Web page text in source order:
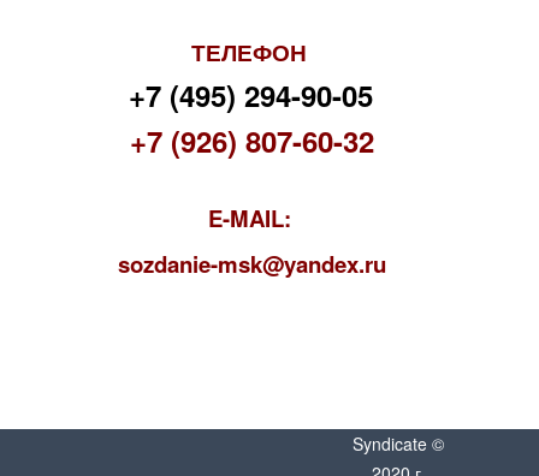
ТЕЛЕФОН
+7 (495) 294-90-05
+7 (926) 807-60-32
E-MAIL:
sozdanie-msk@yandex.ru
Syndicate ©